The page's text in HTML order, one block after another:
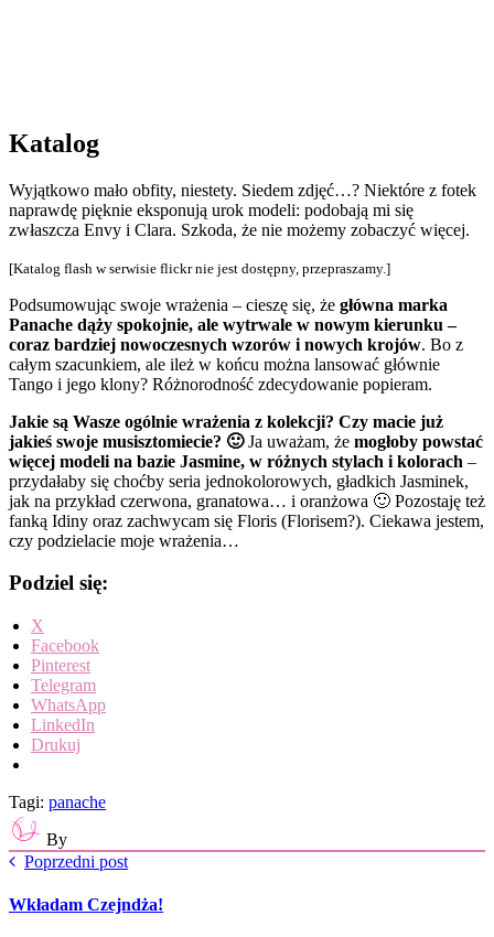
Katalog
Wyjątkowo mało obfity, niestety. Siedem zdjęć…? Niektóre z fotek
naprawdę pięknie eksponują urok modeli: podobają mi się
zwłaszcza Envy i Clara. Szkoda, że nie możemy zobaczyć więcej.
[Katalog flash w serwisie flickr nie jest dostępny, przepraszamy.]
Podsumowując swoje wrażenia – cieszę się, że główna marka
Panache dąży spokojnie, ale wytrwale w nowym kierunku –
coraz bardziej nowoczesnych wzorów i nowych krojów. Bo z
całym szacunkiem, ale ileż w końcu można lansować głównie
Tango i jego klony? Różnorodność zdecydowanie popieram.
Jakie są Wasze ogólnie wrażenia z kolekcji? Czy macie już
jakieś swoje musisztomiecie? 🙂Ja uważam, że mogłoby powstać
więcej modeli na bazie Jasmine, w różnych stylach i kolorach –
przydałaby się choćby seria jednokolorowych, gładkich Jasminek,
jak na przykład czerwona, granatowa… i oranżowa 🙂 Pozostaję też
fanką Idiny oraz zachwycam się Floris (Florisem?). Ciekawa jestem,
czy podzielacie moje wrażenia…
Podziel się:
X
Facebook
Pinterest
Telegram
WhatsApp
LinkedIn
Drukuj
Tagi: panache
By
Poprzedni post
Wkładam Czejndża!